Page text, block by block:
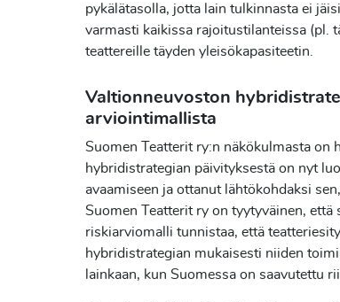
pykälätasolla, jotta lain tulkinnasta ei
varmasti kaikissa rajoitustilanteissa (pl.
teattereille täyden yleisökapasiteetin.
Valtionneuvoston
arviointimallista
Suomen Teatterit ry:n näkökulmasta on
hybridistrategian päivityksestä on nyt
avaamiseen ja ottanut lähtökohdaksi
Suomen Teatterit ry on tyytyväinen,
riskiarviomalli tunnistaa, että
hybridistrategian mukaisesti niiden
lainkaan, kun Suomessa on saavutettu